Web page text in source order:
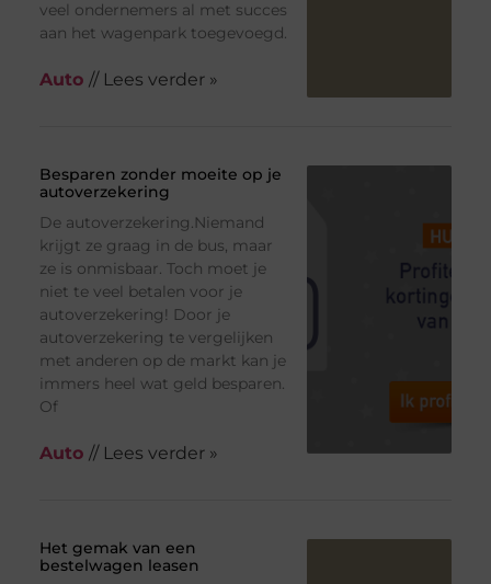
veel ondernemers al met succes
aan het wagenpark toegevoegd.
Auto // Lees verder »
Besparen zonder moeite op je
autoverzekering
De autoverzekering.Niemand
krijgt ze graag in de bus, maar
ze is onmisbaar. Toch moet je
niet te veel betalen voor je
autoverzekering! Door je
autoverzekering te vergelijken
met anderen op de markt kan je
immers heel wat geld besparen.
Of
Auto // Lees verder »
Het gemak van een
bestelwagen leasen